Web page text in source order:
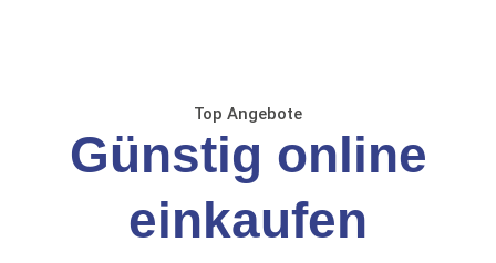
Top Angebote
Günstig online
einkaufen